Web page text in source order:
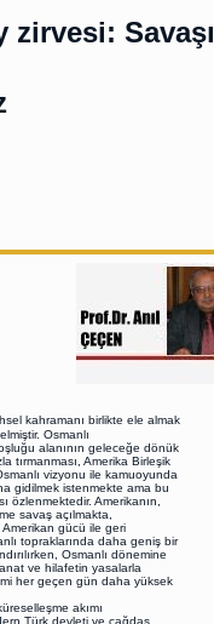
zirvesi: Savaşı
kahramanı birlikte ele almak
Osmanlı
alanının geleceğe dönük
tırmanması, Amerika Birleşik
vizyonu ile kamuoyunda
gidilmek istenmekte ama bu
özlenmektedir. Amerikanın,
savaş açılmakta,
gücü ile geri
topraklarında daha geniş bir
Osmanlı dönemine
ve hilafetin yasalarla
her geçen gün daha yüksek
akımı
Türk devleti ve çağdaş